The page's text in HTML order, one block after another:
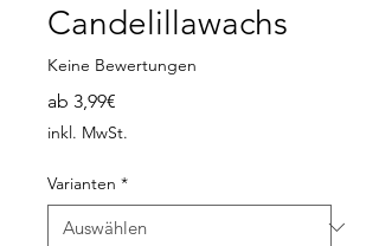
Candelillawachs
Keine Bewertungen
ab 3,99€
Preis
inkl. MwSt.
Varianten *